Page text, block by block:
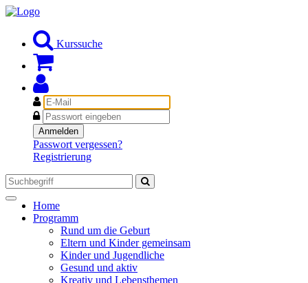
Kurssuche
E-
Mail
Passwort
Anmelden
Passwort vergessen?
Registrierung
Toggle
navigation
Home
Programm
Rund um die Geburt
Eltern und Kinder gemeinsam
Kinder und Jugendliche
Gesund und aktiv
Kreativ und Lebensthemen